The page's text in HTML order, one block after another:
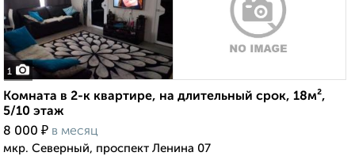
1
Комната в 2-к квартире, на длительный срок, 18м²,
5/10 этаж
8 000 ₽ в месяц
мкр. Северный, проспект Ленина 07